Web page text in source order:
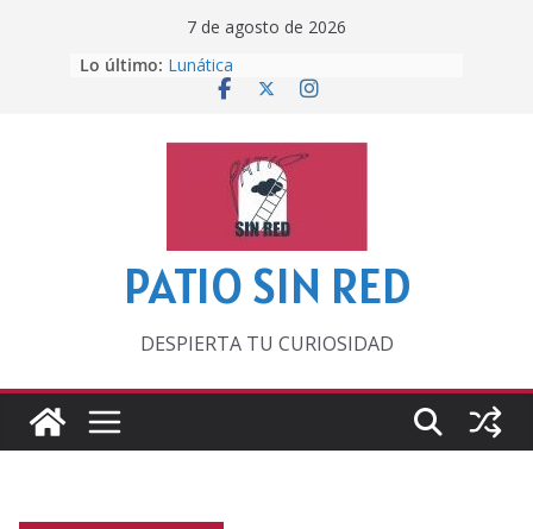
7 de agosto de 2026
Lo último: Lunática
Pero, hasta entonces…
‘La broma infinita’ de recomendar
lecturas veraniegas
Otra del Mundial
PATIO SIN RED
DESPIERTA TU CURIOSIDAD